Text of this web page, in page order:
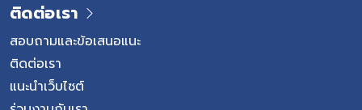
ติดต่อเรา
สอบถามและข้อเสนอแนะ
ติดต่อเรา
แนะนำเว็บไซต์